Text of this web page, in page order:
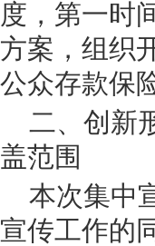
度，第一时
方案，组织
公众存款保
二、创新
盖范围
本次集中
宣传工作的